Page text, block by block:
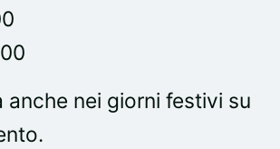
anche nei giorni festivi su